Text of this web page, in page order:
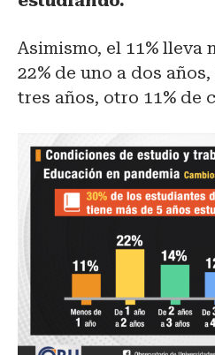
Asimismo, el 11% lleva
22% de uno a dos
tres años, otro 11% de